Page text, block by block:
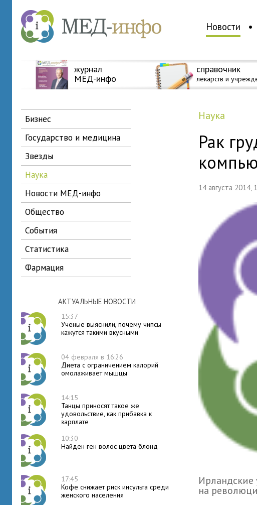
Новости
журнал
МЕД-инфо
справочник
лекарств и
бизнес
государство и медицина
звезды
наука
новости МЕД-инфо
общество
события
статистика
фармация
АКТУАЛЬНЫЕ НОВОСТИ
15:37
Ученые выяснили, почему чипсы
кажутся такими вкусными
04 февраля в 16:26
Диета с ограничением калорий
омолаживает мышцы
14:15
Танцы приносят такое же
удовольствие, как прибавка к
зарплате
10:30
Найден ген волос цвета блонд
17:45
Кофе снижает риск инсульта среди
женского населения
наука
Рак
14 августа 2014,
Ирландские
на